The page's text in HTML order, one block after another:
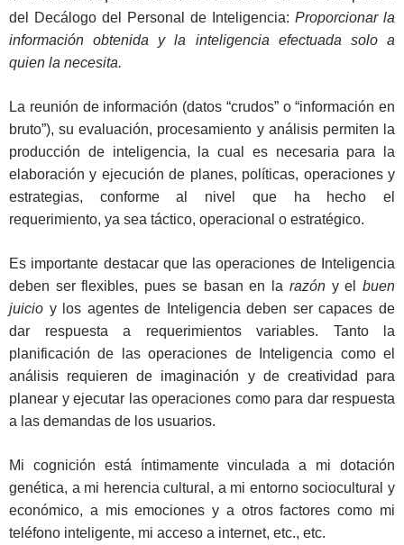
del Decálogo del Personal de Inteligencia: Proporcionar la
información obtenida y la inteligencia efectuada solo a
quien la necesita.
La reunión de información (datos “crudos” o “información en
bruto”), su evaluación, procesamiento y análisis permiten la
producción de inteligencia, la cual es necesaria para la
elaboración y ejecución de planes, políticas, operaciones y
estrategias, conforme al nivel que ha hecho el
requerimiento, ya sea táctico, operacional o estratégico.
Es importante destacar que las operaciones de Inteligencia
deben ser flexibles, pues se basan en la razóny elbuen
juicio y los agentes de Inteligencia deben ser capaces de
dar respuesta a requerimientos variables. Tanto la
planificación de las operaciones de Inteligencia como el
análisis requieren de imaginación y de creatividad para
planear y ejecutar las operaciones como para dar respuesta
a las demandas de los usuarios.
Mi cognición está íntimamente vinculada a mi dotación
genética, a mi herencia cultural, a mi entorno sociocultural y
económico, a mis emociones y a otros factores como mi
teléfono inteligente, mi acceso a internet, etc., etc.